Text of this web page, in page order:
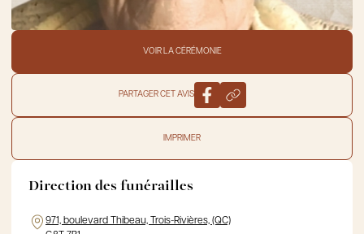
VOIR LA CÉRÉMONIE
PARTAGER CET AVIS
IMPRIMER
Direction des funérailles
971, boulevard Thibeau, Trois-Rivières, (QC)